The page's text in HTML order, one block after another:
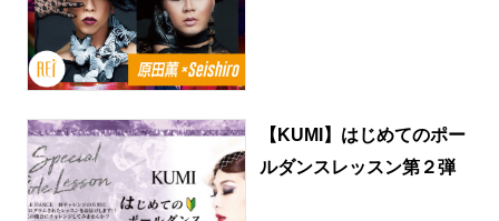
【KUMI】はじめてのポー
ルダンスレッスン第２弾